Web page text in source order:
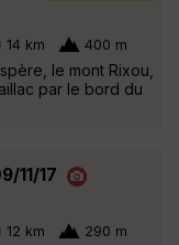
14 km 400 m
le mont Rixou,
par le bord du
11/17
12 km 290 m